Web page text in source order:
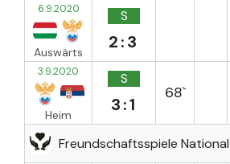
6.9.2020
Auswärts
S
2:3
3.9.2020
Heim
S
3:1
68`
Freundschaftsspiele